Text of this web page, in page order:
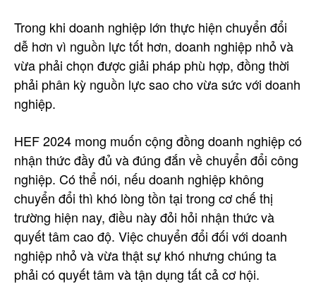
Trong khi doanh nghiệp lớn thực hiện chuyển đổi
dễ hơn vì nguồn lực tốt hơn, doanh nghiệp nhỏ và
vừa phải chọn được giải pháp phù hợp, đồng thời
phải phân kỳ nguồn lực sao cho vừa sức với doanh
nghiệp.
HEF 2024 mong muốn cộng đồng doanh nghiệp có
nhận thức đầy đủ và đúng đắn về chuyển đổi công
nghiệp. Có thể nói, nếu doanh nghiệp không
chuyển đổi thì khó lòng tồn tại trong cơ chế thị
trường hiện nay, điều này đỏi hỏi nhận thức và
quyết tâm cao độ. Việc chuyển đổi đối với doanh
nghiệp nhỏ và vừa thật sự khó nhưng chúng ta
phải có quyết tâm và tận dụng tất cả cơ hội.